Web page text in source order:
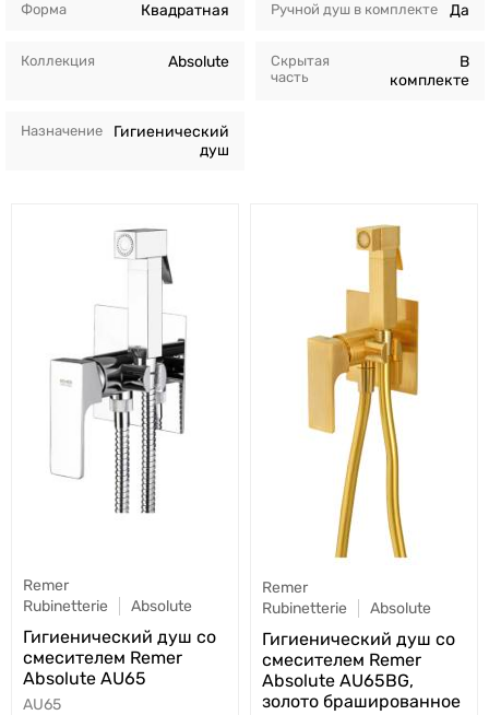
Форма Квадратная
Коллекция Absolute
Назначение
Гигиенический
душ
Ручной душ в комплекте Да
Скрытая
часть
В
комплекте
Remer
Rubinetterie
Absolute
Гигиенический душ со
смесителем Remer
Absolute AU65
AU65
Remer
Rubinetterie
Absolute
Гигиенический душ со
смесителем Remer
Absolute AU65BG,
золото брашированное